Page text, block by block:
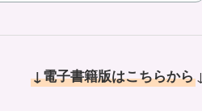
↓電子書籍版はこちらから↓